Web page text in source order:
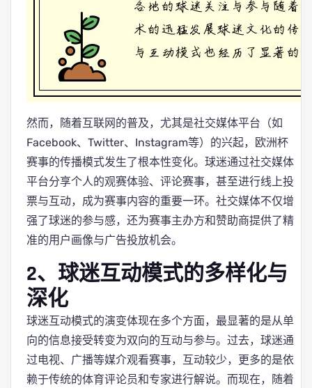
然而，随着互联网的普及，尤其是社交媒体平台（如
Facebook、Twitter、Instagram等）的兴起，欧洲杯
赛事的传播模式发生了根本性变化。球迷通过社交媒体
平台分享个人的观赛体验、评论赛事，甚至进行线上投
票与互动，成为赛事内容的重要一环。社交媒体不仅增
强了球迷的参与感，还为赛事主办方和赞助商提供了精
准的用户画像与广告投放机会。
2、球迷互动模式的多样化与
深化
球迷互动模式的演变体现在多个方面，最显著的是从单
向的信息接受转变为双向的互动与参与。过去，球迷通
过电视、广播等媒介观看赛事，互动较少，更多的是依
赖于传统的体育评论员和专家进行解说。而现在，随着